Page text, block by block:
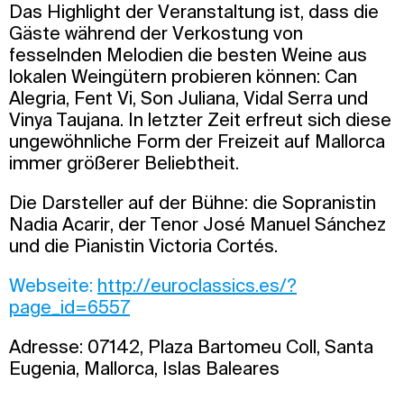
Das Highlight der Veranstaltung ist, dass die
Gäste während der Verkostung von
fesselnden Melodien die besten Weine aus
lokalen Weingütern probieren können: Can
Alegria, Fent Vi, Son Juliana, Vidal Serra und
Vinya Taujana. In letzter Zeit erfreut sich diese
ungewöhnliche Form der Freizeit auf Mallorca
immer größerer Beliebtheit.
Die Darsteller auf der Bühne: die Sopranistin
Nadia Acarir, der Tenor José Manuel Sánchez
und die Pianistin Victoria Cortés.
Webseite: http://euroclassics.es/?
page_id=6557
Adresse: 07142, Plaza Bartomeu Coll, Santa
Eugenia, Mallorca, Islas Baleares